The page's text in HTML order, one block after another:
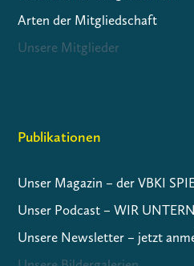
Arten der Mitgliedschaft
Unsere Mitglieder
Publikationen
Unser Magazin – der VBKI
Unser Podcast – WIR
Unsere Newsletter – jetzt